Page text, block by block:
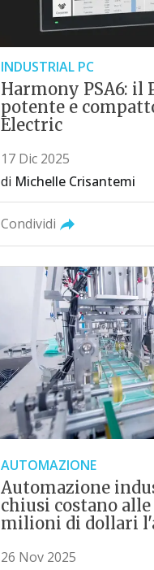
INDUSTRIAL PC
Harmony PSA6: il
potente e
Electric
17 Dic 2025
di Michelle Crisantemi
Condividi
AUTOMAZIONE
Automazione
chiusi costano alle
milioni di dollari
26 Nov 2025